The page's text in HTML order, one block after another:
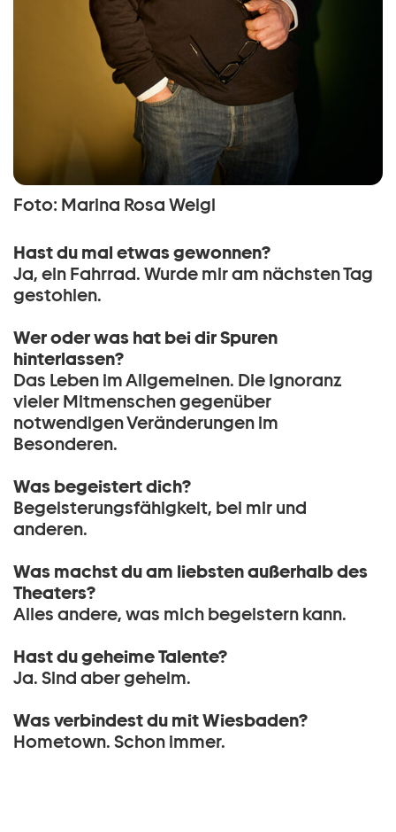
Foto: Marina Rosa Weigl
Hast du mal etwas gewonnen?
Ja, ein Fahrrad. Wurde mir am nächsten Tag
gestohlen.
Wer oder was hat bei dir Spuren
hinterlassen?
Das Leben im Allgemeinen. Die Ignoranz
vieler Mitmenschen gegenüber
notwendigen Veränderungen im
Besonderen.
Was begeistert dich?
Begeisterungsfähigkeit, bei mir und
anderen.
Was machst du am liebsten außerhalb des
Theaters?
Alles andere, was mich begeistern kann.
Hast du geheime Talente?
Ja. Sind aber geheim.
Was verbindest du mit Wiesbaden?
Hometown. Schon immer.